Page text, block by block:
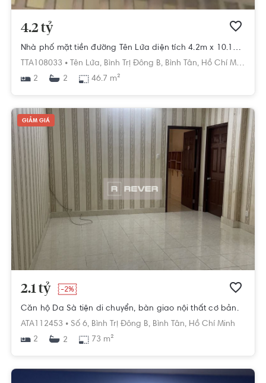
4.2 tỷ
Nhà phố mặt tiền đường Tên Lửa diện tích 4.2m x 10.11m rộng thoáng.
TTA108033 • Tên Lửa, Bình Trị Đông B, Bình Tân, Hồ Chí Minh
2
2 46.7 m²
GIẢM GIÁ
2.1 tỷ -2%
Căn hộ Da Sà tiện di chuyển, bàn giao nội thất cơ bản.
ATA112453 • Số 6, Bình Trị Đông B, Bình Tân, Hồ Chí Minh
2
2 73 m²